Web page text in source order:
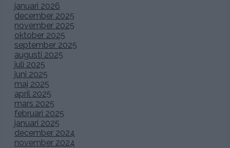
januari 2026
december 2025
november 2025
oktober 2025
september 2025
augusti 2025
juli 2025
juni 2025
maj 2025
april 2025
mars 2025
februari 2025
januari 2025
december 2024
november 2024